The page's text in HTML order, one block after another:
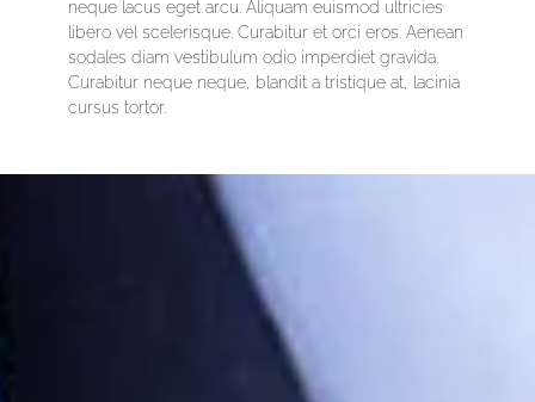
neque lacus eget arcu. Aliquam euismod ultricies
libero vel scelerisque. Curabitur et orci eros. Aenean
sodales diam vestibulum odio imperdiet gravida.
Curabitur neque neque, blandit a tristique at, lacinia
cursus tortor.